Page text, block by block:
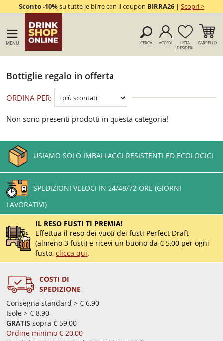
Sconto -10%su tutte le birre con il coupon BIRRA26| Scopri >
MENU CERCA ACCEDI
LISTA
DESIDERI
CARRELLO
Bottiglie regalo in offerta
ORDINA PER:
Non sono presenti prodotti in questa categoria!
USIAMO SOLO IMBALLAGGI RESISTENTI ED ECOLOGICI
SPEDIZIONI VELOCI IN 24/48/72 ORE (GIORNI
LAVORATIVI)
IL RESO FUSTI TI PREMIA!
Effettua il reso dei vuoti dei fusti Perfect Draft
(almeno 3 fusti) e ricevi un buono da € 5,00 per ogni
fusto,clicca qui.
COSTI DI
SPEDIZIONE
Consegna standard > € 6,90
Isole > € 8,90
GRATIS sopra € 59,00
Ordine minimo € 20,00